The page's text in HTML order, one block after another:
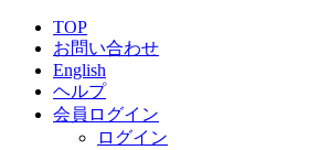
TOP
お問い合わせ
English
ヘルプ
会員ログイン
ログイン